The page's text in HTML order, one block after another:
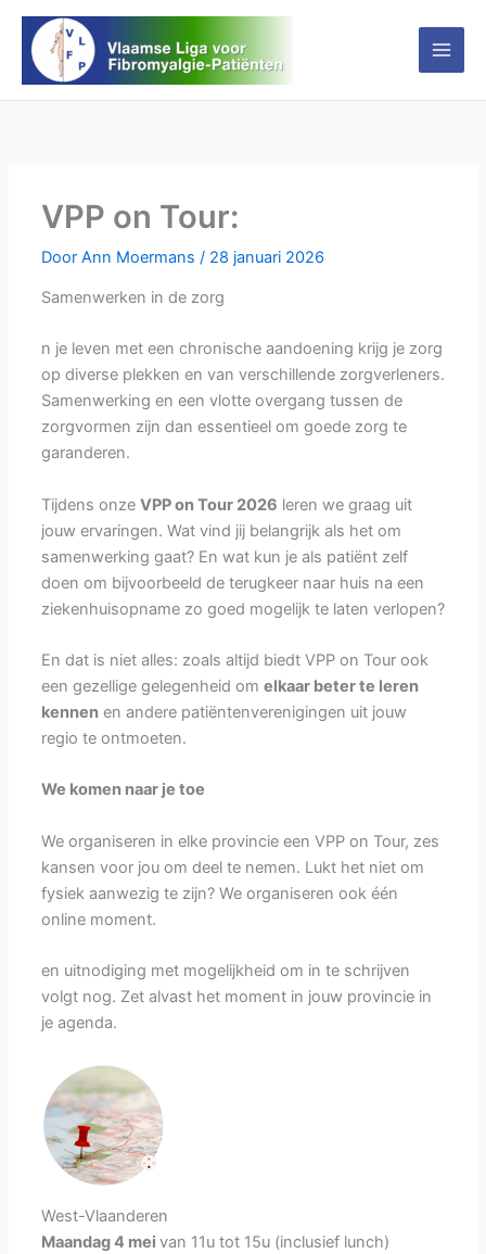
inhoud
VPP on Tour:
Door Ann Moermans / 28 januari 2026
Samenwerken in de zorg
n je leven met een chronische aandoening krijg je zorg
op diverse plekken en van verschillende zorgverleners.
Samenwerking en een vlotte overgang tussen de
zorgvormen zijn dan essentieel om goede zorg te
garanderen.
Tijdens onze VPP on Tour 2026 leren we graag uit
jouw ervaringen. Wat vind jij belangrijk als het om
samenwerking gaat? En wat kun je als patiënt zelf
doen om bijvoorbeeld de terugkeer naar huis na een
ziekenhuisopname zo goed mogelijk te laten verlopen?
En dat is niet alles: zoals altijd biedt VPP on Tour ook
een gezellige gelegenheid om elkaar beter te leren
kennenen andere patiëntenverenigingen uit jouw
regio te ontmoeten.
We komen naar je toe
We organiseren in elke provincie een VPP on Tour, zes
kansen voor jou om deel te nemen. Lukt het niet om
fysiek aanwezig te zijn? We organiseren ook één
online moment.
en uitnodiging met mogelijkheid om in te schrijven
volgt nog. Zet alvast het moment in jouw provincie in
je agenda.
West-Vlaanderen
Maandag 4 mei van 11u tot 15u (inclusief lunch)